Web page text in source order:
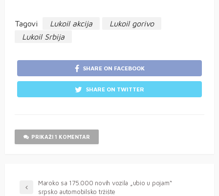
Tagovi Lukoil akcija
Lukoil gorivo
Lukoil Srbija
SHARE ON FACEBOOK
SHARE ON TWITTER
PRIKAŽI 1 KOMENTAR
Maroko sa 175.000 novih vozila „ubio u pojam“
srpsko automobilsko tržište